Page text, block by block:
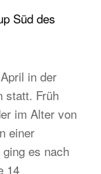
Laufabzeichen
Süd des
in der
statt. Früh
im Alter von
einer
es nach
14